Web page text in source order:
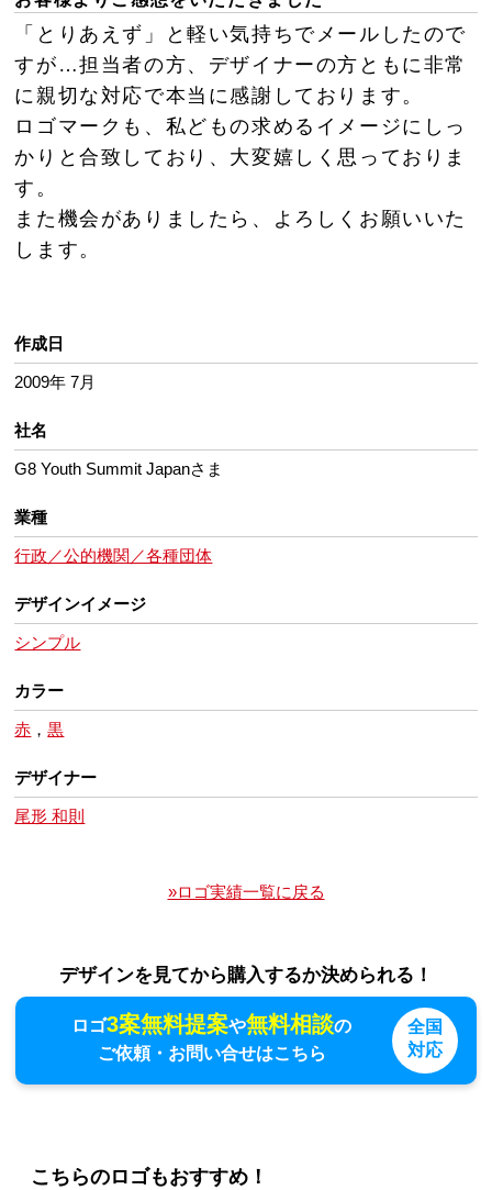
「とりあえず」と軽い気持ちでメールしたので
すが…担当者の方、デザイナーの方ともに非常
に親切な対応で本当に感謝しております。
ロゴマークも、私どもの求めるイメージにしっ
かりと合致しており、大変嬉しく思っておりま
す。
また機会がありましたら、よろしくお願いいた
します。
作成日
2009年 7月
社名
G8 Youth Summit Japanさま
業種
行政／公的機関／各種団体
デザインイメージ
シンプル
カラー
赤 ，黒
デザイナー
尾形 和則
»ロゴ実績一覧に戻る
デザインを見てから購入するか決められる！
ロゴ3案無料提案や無料相談の
ご依頼・お問い合せはこちら
全国
対応
こちらのロゴもおすすめ！